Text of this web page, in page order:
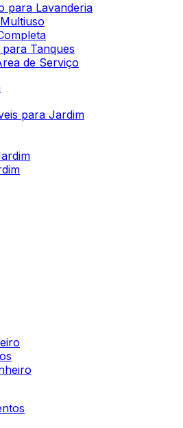
para Lavanderia
Tanques
de Serviço
para Jardim